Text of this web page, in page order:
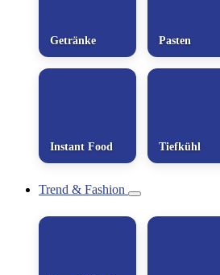
Getränke Pasten
Instant Food Tiefkühl
Trend & Fashion